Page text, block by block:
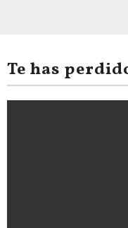
Te has